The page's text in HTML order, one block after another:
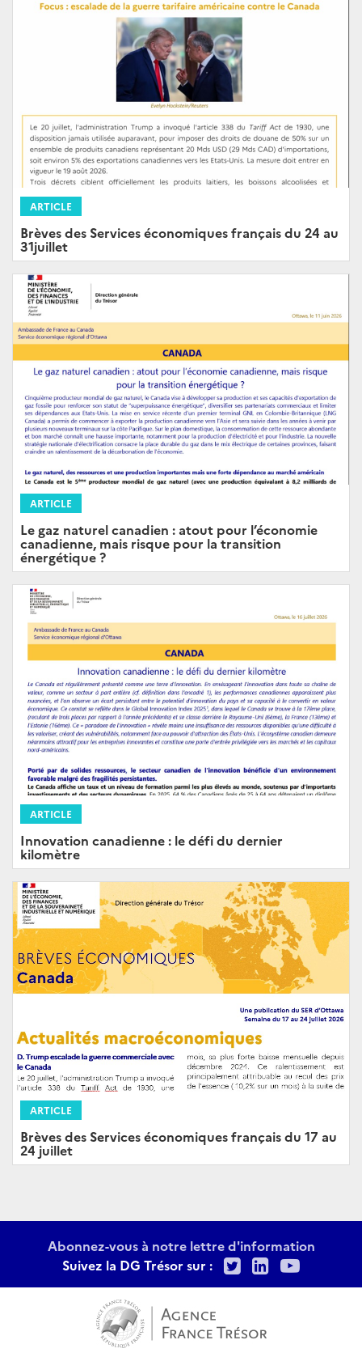
ARTICLE
Brèves des Services économiques français du 24 au
31juillet
ARTICLE
Le gaz naturel canadien : atout pour l’économie
canadienne, mais risque pour la transition
énergétique ?
ARTICLE
Innovation canadienne : le défi du dernier
kilomètre
ARTICLE
Brèves des Services économiques français du 17 au
24 juillet
Abonnez-vous à notre lettre d'information
Suivez la DG Trésor sur :
TwitterLinkedIn